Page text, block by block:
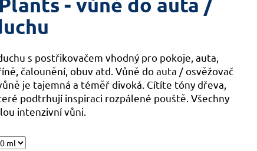
s postřikovačem vhodný pro pokoje, auta,
čalounění, obuv atd. Vůně do auta / osvěžovač
je tajemná a téměř divoká. Cítíte tóny dřeva,
podtrhují inspiraci rozpálené pouště. Všechny
intenzivní vůni.